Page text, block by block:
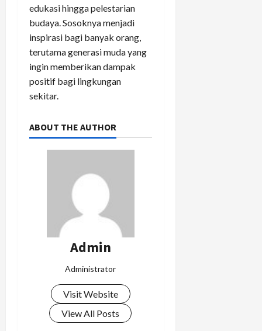
edukasi hingga pelestarian
budaya. Sosoknya menjadi
inspirasi bagi banyak orang,
terutama generasi muda yang
ingin memberikan dampak
positif bagi lingkungan
sekitar.
ABOUT THE AUTHOR
Admin
Administrator
Visit Website
View All Posts